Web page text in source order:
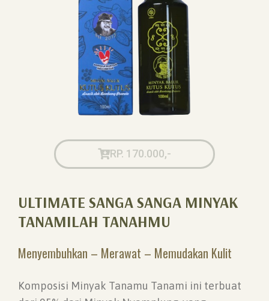
RP. 170.000,-
ULTIMATE SANGA SANGA MINYAK
TANAMILAH TANAHMU
Menyembuhkan – Merawat – Memudakan Kulit
Komposisi Minyak Tanamu Tanami ini terbuat